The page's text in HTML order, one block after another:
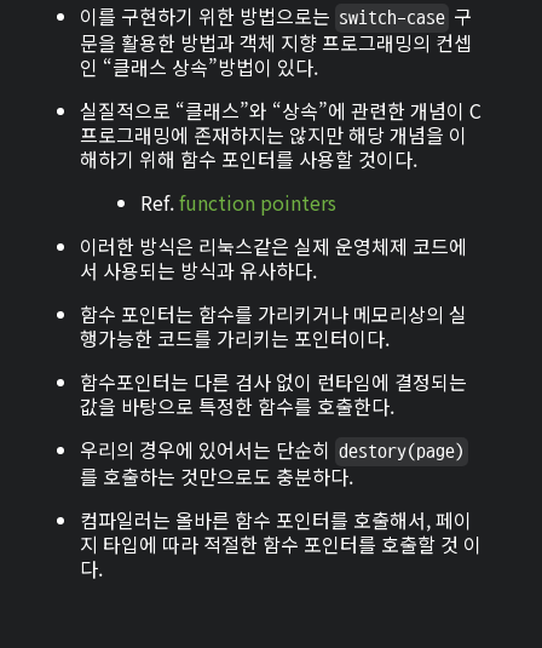
이를 구현하기 위한 방법으로는 switch-case 구
문을 활용한 방법과 객체 지향 프로그래밍의 컨셉
인 “클래스 상속”방법이 있다.
실질적으로 “클래스”와 “상속”에 관련한 개념이 C
프로그래밍에 존재하지는 않지만 해당 개념을 이
해하기 위해 함수 포인터를 사용할 것이다.
Ref.function pointers
이러한 방식은 리눅스같은 실제 운영체제 코드에
서 사용되는 방식과 유사하다.
함수 포인터는 함수를 가리키거나 메모리상의 실
행가능한 코드를 가리키는 포인터이다.
함수포인터는 다른 검사 없이 런타임에 결정되는
값을 바탕으로 특정한 함수를 호출한다.
우리의 경우에 있어서는 단순히 destory(page)
를 호출하는 것만으로도 충분하다.
컴파일러는 올바른 함수 포인터를 호출해서, 페이
지 타입에 따라 적절한 함수 포인터를 호출할 것 이
다.